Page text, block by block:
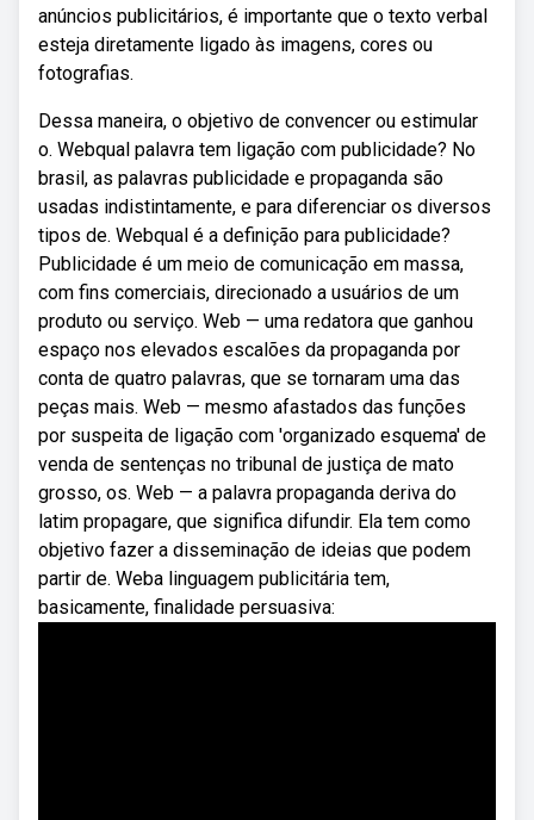
anúncios publicitários, é importante que o texto verbal
esteja diretamente ligado às imagens, cores ou
fotografias.
Dessa maneira, o objetivo de convencer ou estimular
o. Webqual palavra tem ligação com publicidade? No
brasil, as palavras publicidade e propaganda são
usadas indistintamente, e para diferenciar os diversos
tipos de. Webqual é a definição para publicidade?
Publicidade é um meio de comunicação em massa,
com fins comerciais, direcionado a usuários de um
produto ou serviço. Web — uma redatora que ganhou
espaço nos elevados escalões da propaganda por
conta de quatro palavras, que se tornaram uma das
peças mais. Web — mesmo afastados das funções
por suspeita de ligação com 'organizado esquema' de
venda de sentenças no tribunal de justiça de mato
grosso, os. Web — a palavra propaganda deriva do
latim propagare, que significa difundir. Ela tem como
objetivo fazer a disseminação de ideias que podem
partir de. Weba linguagem publicitária tem,
basicamente, finalidade persuasiva: